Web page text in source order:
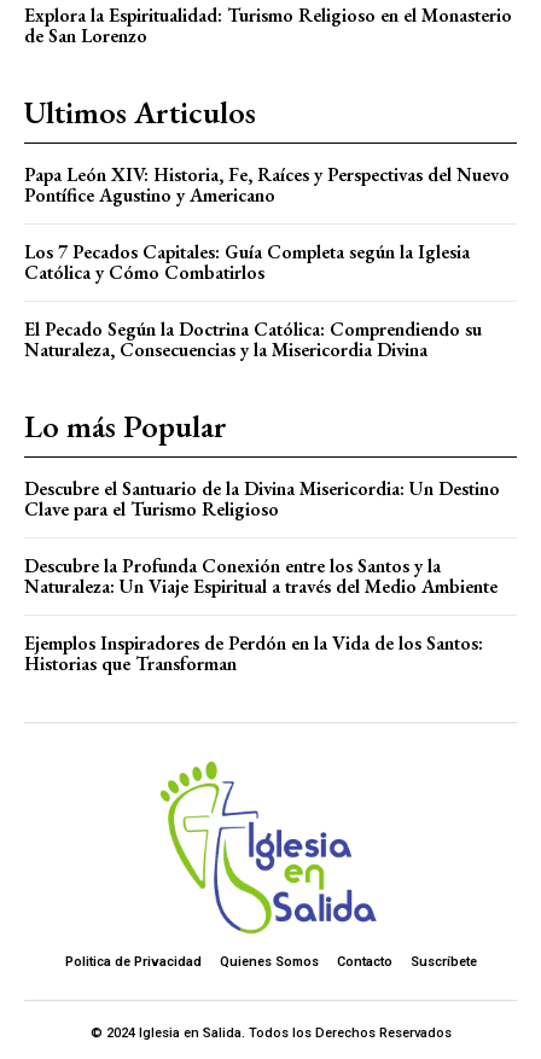
Explora la Espiritualidad: Turismo Religioso en el Monasterio
de San Lorenzo
Ultimos Articulos
Papa León XIV: Historia, Fe, Raíces y Perspectivas del Nuevo
Pontífice Agustino y Americano
Los 7 Pecados Capitales: Guía Completa según la Iglesia
Católica y Cómo Combatirlos
El Pecado Según la Doctrina Católica: Comprendiendo su
Naturaleza, Consecuencias y la Misericordia Divina
Lo más Popular
Descubre el Santuario de la Divina Misericordia: Un Destino
Clave para el Turismo Religioso
Descubre la Profunda Conexión entre los Santos y la
Naturaleza: Un Viaje Espiritual a través del Medio Ambiente
Ejemplos Inspiradores de Perdón en la Vida de los Santos:
Historias que Transforman
Politica de Privacidad Quienes Somos Contacto Suscríbete
© 2024 Iglesia en Salida. Todos los Derechos Reservados